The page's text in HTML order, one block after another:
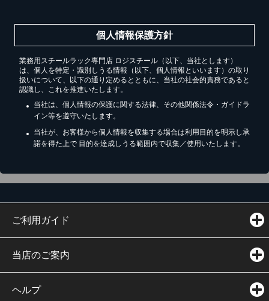
個人情報保護方針
業務用スチールラック専門店 ロジスチール（以下、当社とします）
は、個人を特定・識別しうる情報（以下、個人情報といいます）の取り
扱いについて、以下の通り定めるとともに、当社の社会的責務であると
認識し、これを推進いたします。
当社は、個人情報の保護に関する法律、その他関係法令・ガイドラ
イン等を遵守いたします。
当社が、お客様から個人情報を収集する場合は利用目的を明示し承
諾を得た上で 目的を達成しうる範囲内で収集／使用いたします。
ご利用ガイド
当店のご案内
ヘルプ